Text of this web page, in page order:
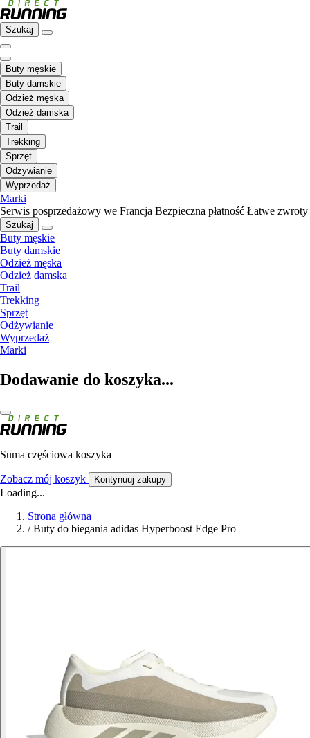
Szukaj
Buty męskie
Buty damskie
Odzież męska
Odzież damska
Trail
Trekking
Sprzęt
Odżywianie
Wyprzedaż
Marki
Serwis posprzedażowy we Francja Bezpieczna płatność Łatwe zwroty
Szukaj
Buty męskie
Buty damskie
Odzież męska
Odzież damska
Trail
Trekking
Sprzęt
Odżywianie
Wyprzedaż
Marki
Dodawanie do koszyka...
Suma częściowa koszyka
Zobacz mój koszyk Kontynuuj zakupy
Loading...
Strona główna
/ Buty do biegania adidas Hyperboost Edge Pro